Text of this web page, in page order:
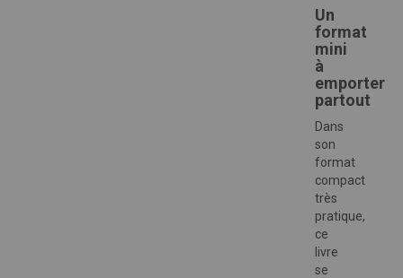
Un
format
mini
à
emporter
partout
Dans
son
format
compact
très
pratique,
ce
livre
se